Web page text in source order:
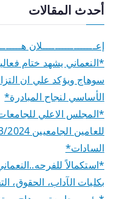
أحدث المقالات
إعـــــــــــــــــلان
*النعماني يشهد ختام
سوهاج ويؤكد علي ان
الأساسي لنجاح المبادرة*
*المجلس الاعلي
السادات*
بكليات الآداب، الحقوق،